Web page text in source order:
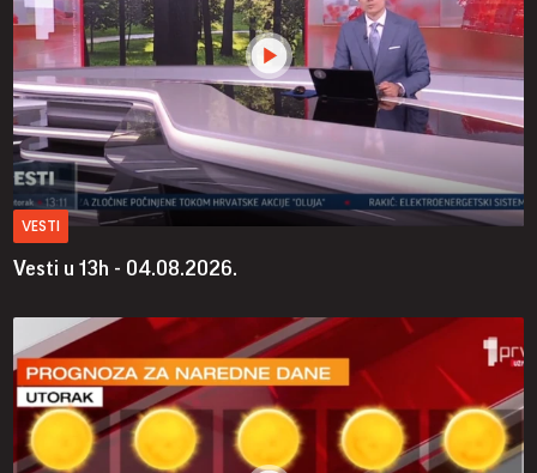
VESTI
Vesti u 13h - 04.08.2026.